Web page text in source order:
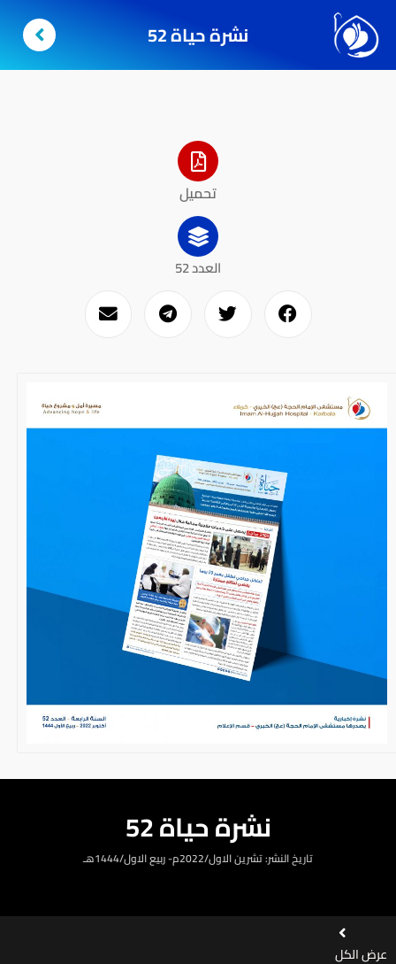
نشرة حياة 52
تحميل
العدد 52
نشرة حياة 52
تاريخ النشر: تشرين الاول/2022م- ربيع الاول/1444هـ
عرض الكل